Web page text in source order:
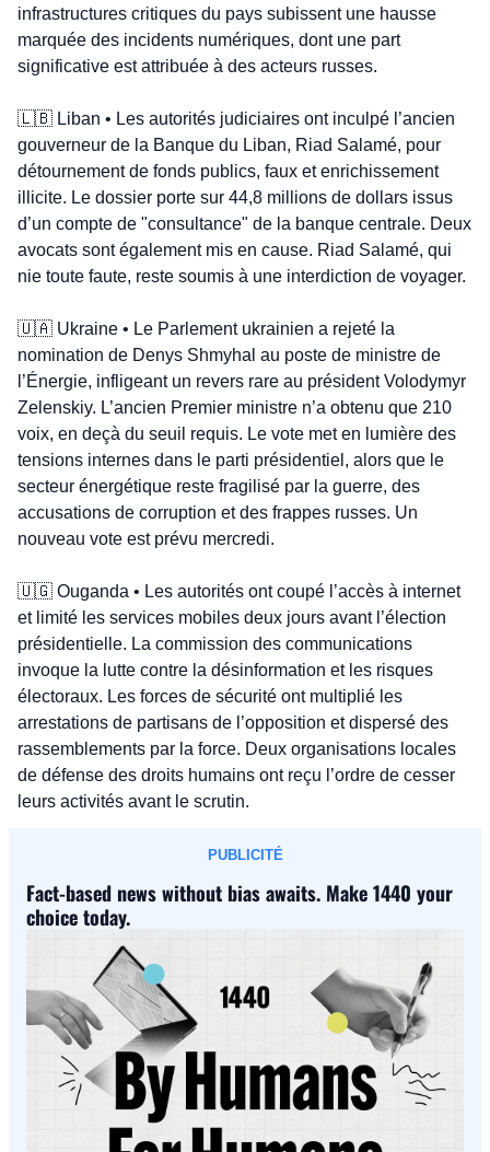
infrastructures critiques du pays subissent une hausse
marquée des incidents numériques, dont une part
significative est attribuée à des acteurs russes.
🇱🇧 Liban • Les autorités judiciaires ont inculpé l’ancien
gouverneur de la Banque du Liban, Riad Salamé, pour
détournement de fonds publics, faux et enrichissement
illicite. Le dossier porte sur 44,8 millions de dollars issus
d’un compte de "consultance" de la banque centrale. Deux
avocats sont également mis en cause. Riad Salamé, qui
nie toute faute, reste soumis à une interdiction de voyager.
🇺🇦 Ukraine • Le Parlement ukrainien a rejeté la
nomination de Denys Shmyhal au poste de ministre de
l’Énergie, infligeant un revers rare au président Volodymyr
Zelenskiy. L’ancien Premier ministre n’a obtenu que 210
voix, en deçà du seuil requis. Le vote met en lumière des
tensions internes dans le parti présidentiel, alors que le
secteur énergétique reste fragilisé par la guerre, des
accusations de corruption et des frappes russes. Un
nouveau vote est prévu mercredi.
🇺🇬 Ouganda • Les autorités ont coupé l’accès à internet
et limité les services mobiles deux jours avant l’élection
présidentielle. La commission des communications
invoque la lutte contre la désinformation et les risques
électoraux. Les forces de sécurité ont multiplié les
arrestations de partisans de l’opposition et dispersé des
rassemblements par la force. Deux organisations locales
de défense des droits humains ont reçu l’ordre de cesser
leurs activités avant le scrutin.
PUBLICITÉ
Fact-based news without bias awaits. Make 1440 your
choice today.